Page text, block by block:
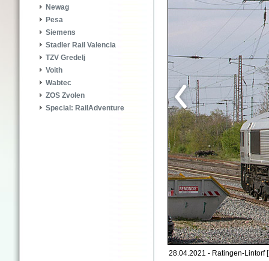
Newag
Pesa
Siemens
Stadler Rail Valencia
TZV Gredelj
Voith
Wabtec
ZOS Zvolen
Special: RailAdventure
28.04.2021 - Ratingen-Lintorf